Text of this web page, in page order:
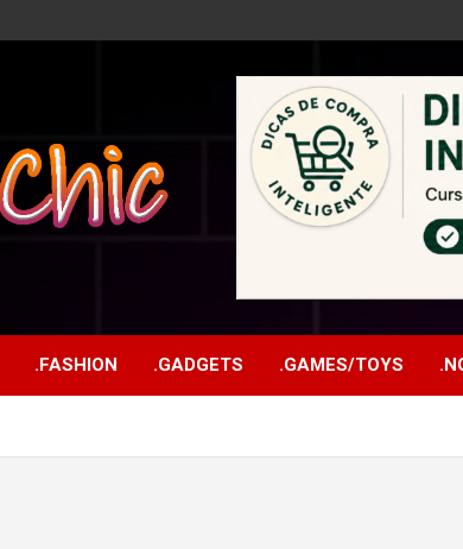
.FASHION .GADGETS .GAMES/TOYS